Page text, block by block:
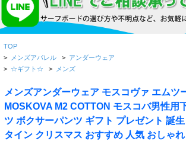
TOP
> メンズアパレル > アンダーウェア
> ☆ギフト☆ > メンズ
メンズアンダーウェア モスコヴァ エムツ
MOSKOVA M2 COTTON モスコバ男性用
ツ ボクサーパンツ ギフト プレゼント 誕
タイン クリスマス おすすめ 人気 おしゃ